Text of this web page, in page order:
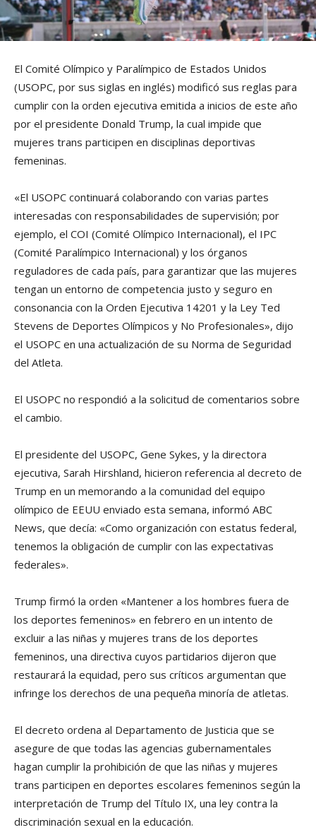
El Comité Olímpico y Paralímpico de Estados Unidos
(USOPC, por sus siglas en inglés) modificó sus reglas para
cumplir con la orden ejecutiva emitida a inicios de este año
por el presidente Donald Trump, la cual impide que
mujeres trans participen en disciplinas deportivas
femeninas.
«El USOPC continuará colaborando con varias partes
interesadas con responsabilidades de supervisión; por
ejemplo, el COI (Comité Olímpico Internacional), el IPC
(Comité Paralímpico Internacional) y los órganos
reguladores de cada país, para garantizar que las mujeres
tengan un entorno de competencia justo y seguro en
consonancia con la Orden Ejecutiva 14201 y la Ley Ted
Stevens de Deportes Olímpicos y No Profesionales», dijo
el USOPC en una actualización de su Norma de Seguridad
del Atleta.
El USOPC no respondió a la solicitud de comentarios sobre
el cambio.
El presidente del USOPC, Gene Sykes, y la directora
ejecutiva, Sarah Hirshland, hicieron referencia al decreto de
Trump en un memorando a la comunidad del equipo
olímpico de EEUU enviado esta semana, informó ABC
News, que decía: «Como organización con estatus federal,
tenemos la obligación de cumplir con las expectativas
federales».
Trump firmó la orden «Mantener a los hombres fuera de
los deportes femeninos» en febrero en un intento de
excluir a las niñas y mujeres trans de los deportes
femeninos, una directiva cuyos partidarios dijeron que
restaurará la equidad, pero sus críticos argumentan que
infringe los derechos de una pequeña minoría de atletas.
El decreto ordena al Departamento de Justicia que se
asegure de que todas las agencias gubernamentales
hagan cumplir la prohibición de que las niñas y mujeres
trans participen en deportes escolares femeninos según la
interpretación de Trump del Título IX, una ley contra la
discriminación sexual en la educación.